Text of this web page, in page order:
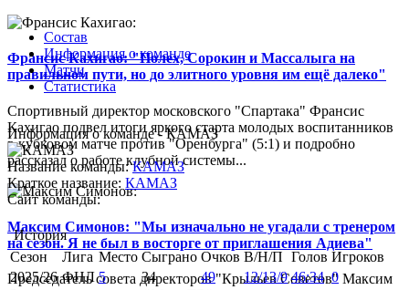
Франсис Кахигао: "Полех, Сорокин и Массалыга на
правильном пути, но до элитного уровня им ещё далеко"
Спортивный директор московского "Спартака" Франсис
Кахигао подвел итоги яркого старта молодых воспитанников
в кубковом матче против "Оренбурга" (5:1) и подробно
рассказал о работе клубной системы...
Максим Симонов: "Мы изначально не угадали с тренером
на сезон. Я не был в восторге от приглашения Адиева"
Председатель совета директоров "Крыльев Советов" Максим
Состав
Информация о команде
Матчи
Статистика
Информация о команде - КАМАЗ
Название команды: КАМАЗ
Краткое название: КАМАЗ
Сайт команды:
История
Сезон
Лига Место Сыграно Очков В/Н/П Голов Игроков
2025/26 ФНЛ 5 34 49 12/13/9 46:34 0